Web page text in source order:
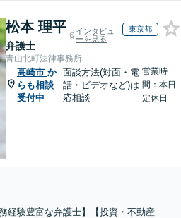
松本 理平
弁護士
インタビュ
ーを見る
東京都
青山北町法律事務所
高崎市 か
らも相談
受付中
面談方法(対面・電
話・ビデオなど)は
応相談
営業時
間：本日
定休日
経験豊富な弁護士】【投資・不動産